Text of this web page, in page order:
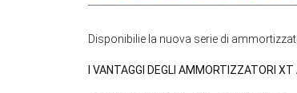
Disponibilie la nuova serie di
I VANTAGGI DEGLI AMMORTIZZATORI